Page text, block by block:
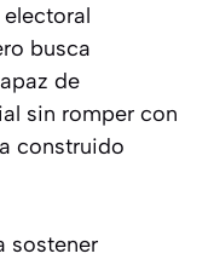
busca
de
sin romper con
construido
sostener